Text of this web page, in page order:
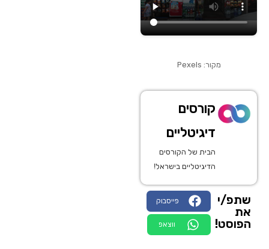
מקור: Pexels
קורסים
דיגיטליים
הבית של הקורסים
הדיגיטליים בישראל!
שתפ/י
את
הפוסט!
פייסבוק
ווצאפ